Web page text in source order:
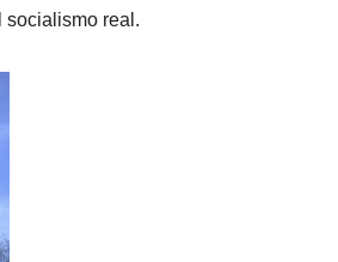
socialismo real.